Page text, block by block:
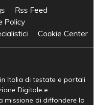
Rss Feed
Policy
Cookie Center
Italia di testate e portali
Digitale e
missione di diffondere la